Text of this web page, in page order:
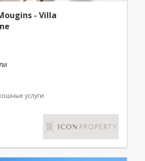
- Villa
услуги